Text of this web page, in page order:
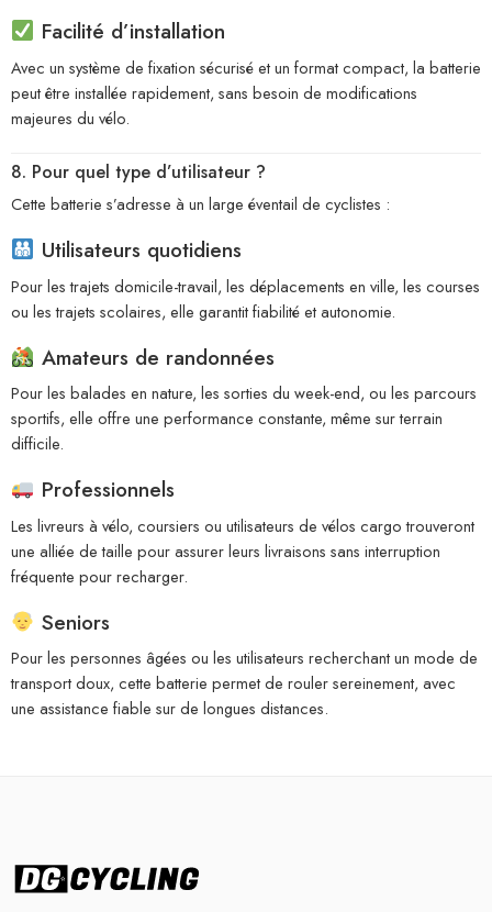
Facilité d’installation
Avec un système de fixation sécurisé et un format compact, la batterie
peut être installée rapidement, sans besoin de modifications
majeures du vélo.
8. Pour quel type d’utilisateur ?
Cette batterie s’adresse à un large éventail de cyclistes :
Utilisateurs quotidiens
Pour les trajets domicile-travail, les déplacements en ville, les courses
ou les trajets scolaires, elle garantit fiabilité et autonomie.
Amateurs de randonnées
Pour les balades en nature, les sorties du week-end, ou les parcours
sportifs, elle offre une performance constante, même sur terrain
difficile.
Professionnels
Les livreurs à vélo, coursiers ou utilisateurs de vélos cargo trouveront
une alliée de taille pour assurer leurs livraisons sans interruption
fréquente pour recharger.
Seniors
Pour les personnes âgées ou les utilisateurs recherchant un mode de
transport doux, cette batterie permet de rouler sereinement, avec
une assistance fiable sur de longues distances.